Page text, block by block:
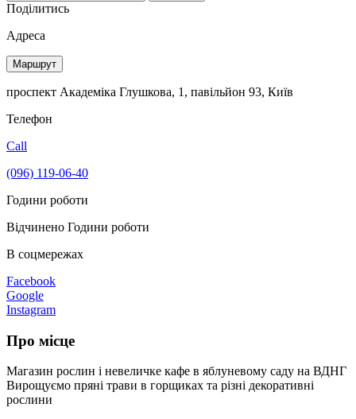
Поділитись
Адреса
Маршрут
проспект Академіка Глушкова, 1, павільйон 93, Київ
Телефон
Call
(096) 119-06-40
Години роботи
Відчинено Години роботи
В соцмережах
Facebook
Google
Instagram
Про місце
Магазин рослин і невеличке кафе в яблуневому саду на ВДНГ
Вирощуємо пряні трави в горщиках та різні декоративні
рослини